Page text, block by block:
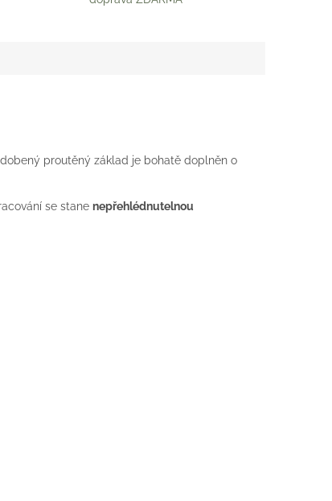
proutěný základ je bohatě doplněn o
se stane nepřehlédnutelnou